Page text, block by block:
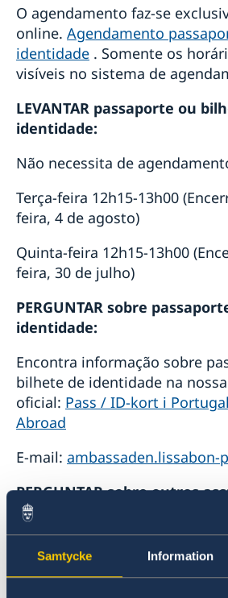
Samtycke Information
O agendamento faz-se
online. Agendamento
identidade . Somente os
visíveis no sistema de
LEVANTAR passaporte ou
identidade:
Não necessita de
Terça-feira 12h15-13h00
feira, 4 de agosto)
Quinta-feira 12h15-13h00
feira, 30 de julho)
PERGUNTAR sobre
identidade:
Encontra informação sobre
bilhete de identidade na
oficial: Pass / ID-kort i
Abroad
E-mail: ambassaden.lissabon-
PERGUNTAR sobre outros
consulares (por ex.
vida, cidadãos em
número de identificação